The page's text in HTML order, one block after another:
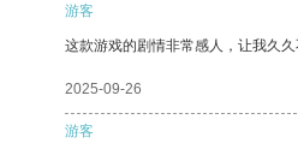
游客
这款游戏的剧情非常感人，让我久久
2025-09-26
游客